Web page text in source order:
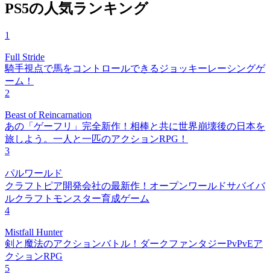
PS5の人気ランキング
1
Full Stride
騎手視点で馬をコントロールできるジョッキーレーシングゲ
ーム！
2
Beast of Reincarnation
あの「ゲーフリ」完全新作！相棒と共に世界崩壊後の日本を
旅しよう。一人と一匹のアクションRPG！
3
パルワールド
クラフトピア開発会社の最新作！オープンワールドサバイバ
ルクラフトモンスター育成ゲーム
4
Mistfall Hunter
剣と魔法のアクションバトル！ダークファンタジーPvPvEア
クションRPG
5